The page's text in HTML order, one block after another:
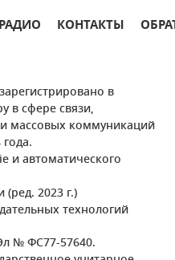
РАДИО КОНТАКТЫ
в
в сфере связи,
массовых коммуникаций
и автоматического
2023 г.)
технологий
№ ФС77-57640.